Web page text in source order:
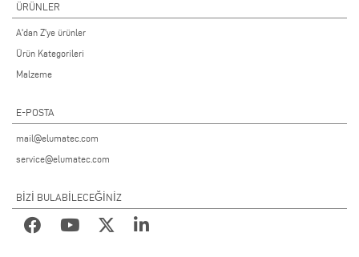
ÜRÜNLER
A'dan Z'ye ürünler
Ürün Kategorileri
Malzeme
E-POSTA
mail@elumatec.com
service@elumatec.com
BİZİ BULABİLECEĞİNİZ